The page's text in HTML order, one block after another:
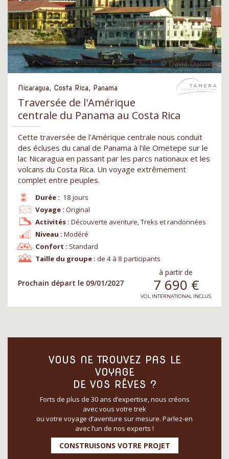
Nicaragua, Costa Rica, Panama
Traversée de l'Amérique
centrale du Panama au Costa Rica
Cette traversée de l'Amérique centrale nous conduit
des écluses du canal de Panama à l'ile Ometepe sur le
lac Nicaragua en passant par les parcs nationaux et les
volcans du Costa Rica. Un voyage extrêmement
complet entre peuples.
Durée : 18 jours
Niveau : Modéré
Voyage : Original
Confort : Standard
Activités : Découverte aventure, Treks et randonnées
Taille du groupe : de 4 à 8 participants
Prochain départ le 09/01/2027
à partir de
7 690 €
VOL INTERNATIONAL INCLUS
VOUS NE TROUVEZ PAS LE
VOYAGE
DE VOS RÊVES ?
Forts de plus de 30 ans d’expertise, nous créons
avec vous votre trek
ou votre voyage d’aventure sur mesure. Parlez-en
avec l’un de nos experts !
CONSTRUISONS VOTRE PROJET